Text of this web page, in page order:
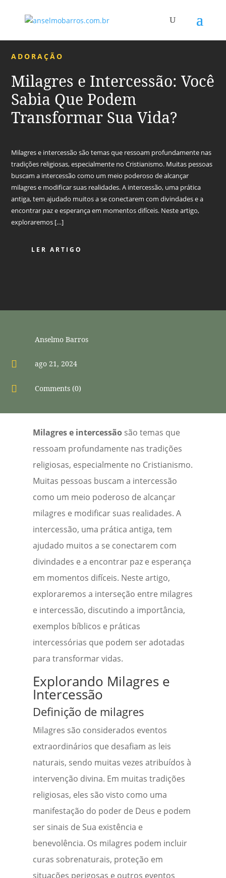
ADORAÇÃO
Milagres e Intercessão: Você
Sabia Que Podem
Transformar Sua Vida?
Milagres e intercessão são temas que ressoam profundamente nas
tradições religiosas, especialmente no Cristianismo. Muitas pessoas
buscam a intercessão como um meio poderoso de alcançar
milagres e modificar suas realidades. A intercessão, uma prática
antiga, tem ajudado muitos a se conectarem com divindades e a
encontrar paz e esperança em momentos difíceis. Neste artigo,
exploraremos […]
LER ARTIGO
Anselmo Barros
 ago 21, 2024
 Comments (0)
Milagres e intercessãosão temas que
ressoam profundamente nas tradições
religiosas, especialmente no Cristianismo.
Muitas pessoas buscam a intercessão
como um meio poderoso de alcançar
milagres e modificar suas realidades. A
intercessão, uma prática antiga, tem
ajudado muitos a se conectarem com
divindades e a encontrar paz e esperança
em momentos difíceis. Neste artigo,
exploraremos a interseção entre milagres
e intercessão, discutindo a importância,
exemplos bíblicos e práticas
intercessórias que podem ser adotadas
para transformar vidas.
Explorando Milagres e
Intercessão
Definição de milagres
Milagres são considerados eventos
extraordinários que desafiam as leis
naturais, sendo muitas vezes atribuídos à
intervenção divina. Em muitas tradições
religiosas, eles são visto como uma
manifestação do poder de Deus e podem
ser sinais de Sua existência e
benevolência. Os milagres podem incluir
curas sobrenaturais, proteção em
situações perigosas e outros eventos